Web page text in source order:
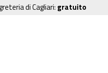
di Cagliari: gratuito